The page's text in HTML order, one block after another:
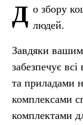
Д о збору
людей.
Завдяки
забезпечує всі
та приладами
комплексами
комплектами